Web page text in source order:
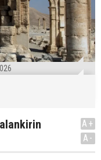
A+
A-